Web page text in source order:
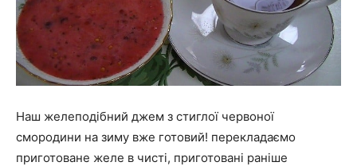
Наш желеподібний джем з стиглої червоної
смородини на зиму вже готовий! перекладаємо
приготоване желе в чисті, приготовані раніше